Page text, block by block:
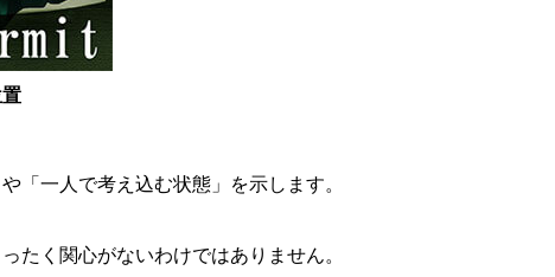
「一人で考え込む状態」を示します。
たく関心がないわけではありません。